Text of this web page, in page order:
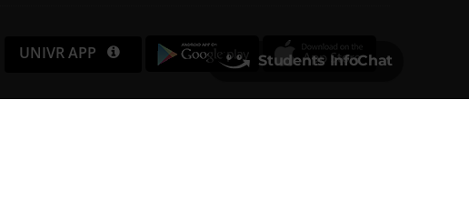
UNIVR APP Students InfoChat